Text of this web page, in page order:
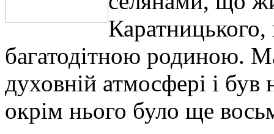
Каратницького,
багатодітною родиною.
духовній атмосфері і
окрім нього було ще